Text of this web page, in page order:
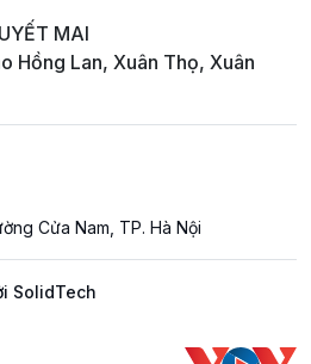
MAI
Hồng Lan, Xuân Thọ, Xuân
Cửa Nam, TP. Hà Nội
SolidTech